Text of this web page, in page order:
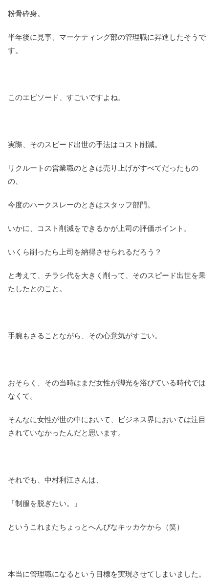
粉骨砕身。
半年後に見事、マーケティング部の管理職に昇進したそうで
す。
このエピソード、すごいですよね。
実際、そのスピード出世の手法はコスト削減。
リクルートの営業職のときは売り上げがすべてだったもの
の、
今度のハークスレーのときはスタッフ部門。
いかに、コスト削減をできるかが上司の評価ポイント。
いくら削ったら上司を納得させられるだろう？
と考えて、チラシ代を大きく削って、そのスピード出世を果
たしたとのこと。
手腕もさることながら、その心意気がすごい。
おそらく、その当時はまだ女性が脚光を浴びている時代では
なくて。
そんなに女性が世の中において、ビジネス界においては注目
されていなかったんだと思います。
それでも、中村利江さんは、
「制服を脱ぎたい。」
というこれまたちょっとへんぴなキッカケから（笑）
本当に管理職になるという目標を実現させてしまいました。